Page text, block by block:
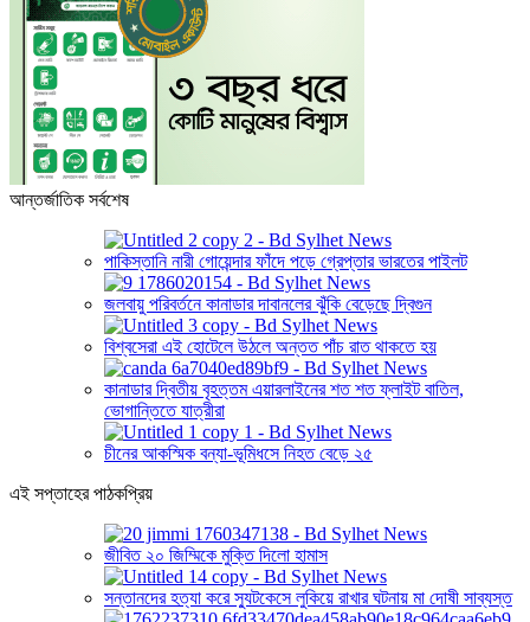
আন্তর্জাতিক সর্বশেষ
পাকিস্তানি নারী গোয়েন্দার ফাঁদে পড়ে গ্রেপ্তার ভারতের পাইলট
জলবায়ু পরিবর্তনে কানাডার দাবানলের ঝুঁকি বেড়েছে দ্বিগুন
বিশ্বসেরা এই হোটেলে উঠলে অন্তত পাঁচ রাত থাকতে হয়
কানাডার দ্বিতীয় বৃহত্তম এয়ারলাইনের শত শত ফ্লাইট বাতিল,
ভোগান্তিতে যাত্রীরা
চীনের আকস্মিক বন্যা-ভূমিধসে নিহত বেড়ে ২৫
এই সপ্তাহের পাঠকপ্রিয়
জীবিত ২০ জিম্মিকে মুক্তি দিলো হামাস
সন্তানদের হত্যা করে স্যুটকেসে লুকিয়ে রাখার ঘটনায় মা দোষী সাব্যস্ত